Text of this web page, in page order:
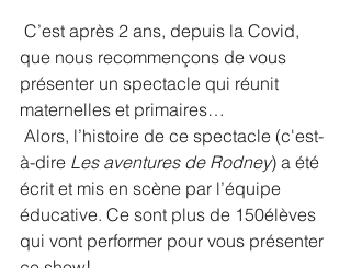
que nous recommençons de vous
présenter un spectacle qui réunit
maternelles et primaires…
à-dire Les aventures de Rodney) a été
écrit et mis en scène par l’équipe
éducative. Ce sont plus de 150élèves
qui vont performer pour vous présenter